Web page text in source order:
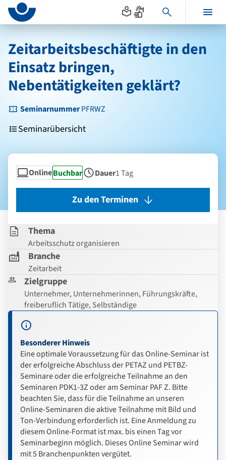
Seitenanfang
zum
Inhalt
zur
Navigation
im
Fußbereich
Hauptinhalt
Zeitarbeitsbeschäftigte in den
Einsatz bringen,
Nebentätigkeiten geklärt?
SeminarnummerPFRWZ
Seminarübersicht
Seminarform
OnlineStatus
Buchbar Dauer1 Tag
Zu den Terminen
Thema
Arbeitsschutz organisieren
Branche
Zeitarbeit
Zielgruppe
Unternehmer, Unternehmerinnen, Führungskräfte,
freiberuflich Tätige, Selbständige
Besonderer Hinweis
Eine optimale Voraussetzung für das Online-Seminar ist
der erfolgreiche Abschluss der PETAZ und PETBZ-
Seminare oder die erfolgreiche Teilnahme an den
Seminaren PDK1-3Z oder am Seminar PAF Z. Bitte
beachten Sie, dass für die Teilnahme an unseren
Online-Seminaren die aktive Teilnahme mit Bild und
Ton-Verbindung erforderlich ist. Eine Anmeldung zu
diesem Online-Format ist max. bis einen Tag vor
Seminarbeginn möglich. Dieses Online Seminar wird
mit 5 Branchenpunkten vergütet.